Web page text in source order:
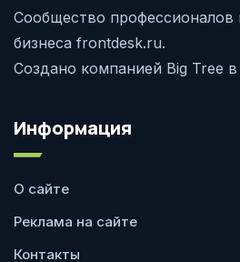
Сообщество профессионалов
бизнеса frontdesk.ru.
Создано компанией Big Tree в
Информация
О сайте
Реклама на сайте
Контакты